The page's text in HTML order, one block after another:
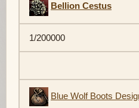
Bellion Cestus
1/200000
Blue Wolf Boots